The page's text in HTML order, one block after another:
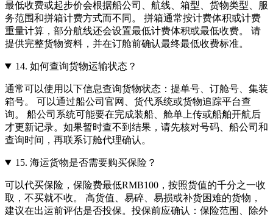
最低收费或起步价会根据船公司、航线、箱型、货物类型、服
务范围和拼箱计费方式而不同。 拼箱通常按计费体积或计费
重量计算，部分航线还会设置最低计费体积或最低收费。 请
提供完整货物资料，并在订舱前确认最终最低收费标准。
14. 如何查询货物运输状态？
通常可以使用以下信息查询货物状态：提单号、订舱号、集装
箱号。 可以通过船公司官网、货代系统或货物追踪平台查
询。 船公司系统可能要在完成装船、舱单上传或船舶开航后
才更新记录。如果暂时查不到结果，请先核对号码、船公司和
查询时间，再联系订舱代理确认。
15. 海运货物是否需要购买保险？
可以代买保险，保险费最低RMB100，按照货值的千分之一收
取，不买就不收。 高货值、易碎、易损或补货困难的货物，
建议在出运前评估是否投保。投保前应确认：保险范围、除外